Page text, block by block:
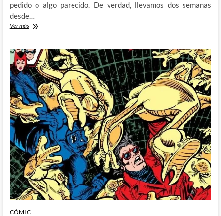
pedido o algo parecido. De verdad, llevamos dos semanas
desde…
Ver másSpiderman
de
La
Veneno
CÓMIC